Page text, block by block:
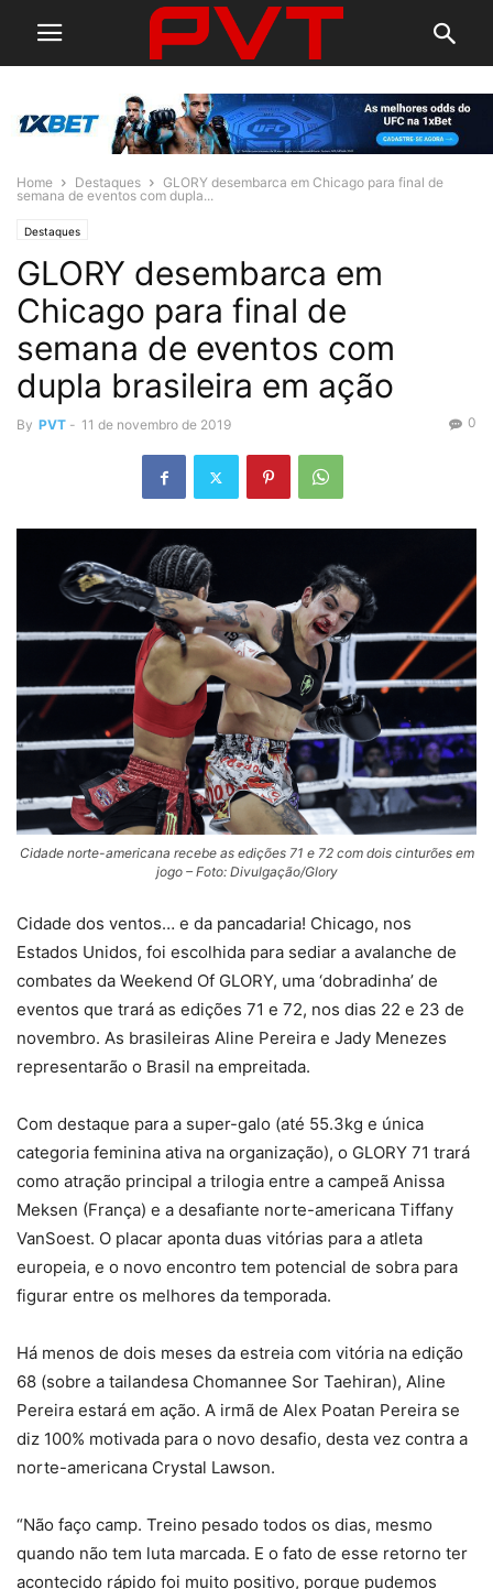
Home Destaques
GLORY desembarca em Chicago para final de
semana de eventos com dupla...
Destaques
GLORY desembarca em
Chicago para final de
semana de eventos com
dupla brasileira em ação
By PVT - 11 de novembro de 2019 0
Cidade norte-americana recebe as edições 71 e 72 com dois cinturões em
jogo – Foto: Divulgação/Glory
Cidade dos ventos… e da pancadaria! Chicago, nos
Estados Unidos, foi escolhida para sediar a avalanche de
combates da Weekend Of GLORY, uma ‘dobradinha’ de
eventos que trará as edições 71 e 72, nos dias 22 e 23 de
novembro. As brasileiras Aline Pereira e Jady Menezes
representarão o Brasil na empreitada.
Com destaque para a super-galo (até 55.3kg e única
categoria feminina ativa na organização), o GLORY 71 trará
como atração principal a trilogia entre a campeã Anissa
Meksen (França) e a desafiante norte-americana Tiffany
VanSoest. O placar aponta duas vitórias para a atleta
europeia, e o novo encontro tem potencial de sobra para
figurar entre os melhores da temporada.
Há menos de dois meses da estreia com vitória na edição
68 (sobre a tailandesa Chomannee Sor Taehiran), Aline
Pereira estará em ação. A irmã de Alex Poatan Pereira se
diz 100% motivada para o novo desafio, desta vez contra a
norte-americana Crystal Lawson.
“Não faço camp. Treino pesado todos os dias, mesmo
quando não tem luta marcada. E o fato de esse retorno ter
acontecido rápido foi muito positivo, porque pudemos